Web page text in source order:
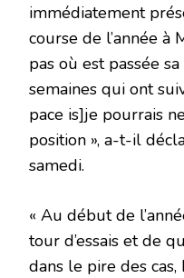
immédiatement
course de l’année à
pas où est passée
semaines qui ont
pace is]je pourrais
position », a-t-il
samedi.
« Au début de
tour d’essais et de
dans le pire des cas,